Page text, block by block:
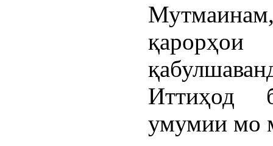
Иттиҳод
умумии мо